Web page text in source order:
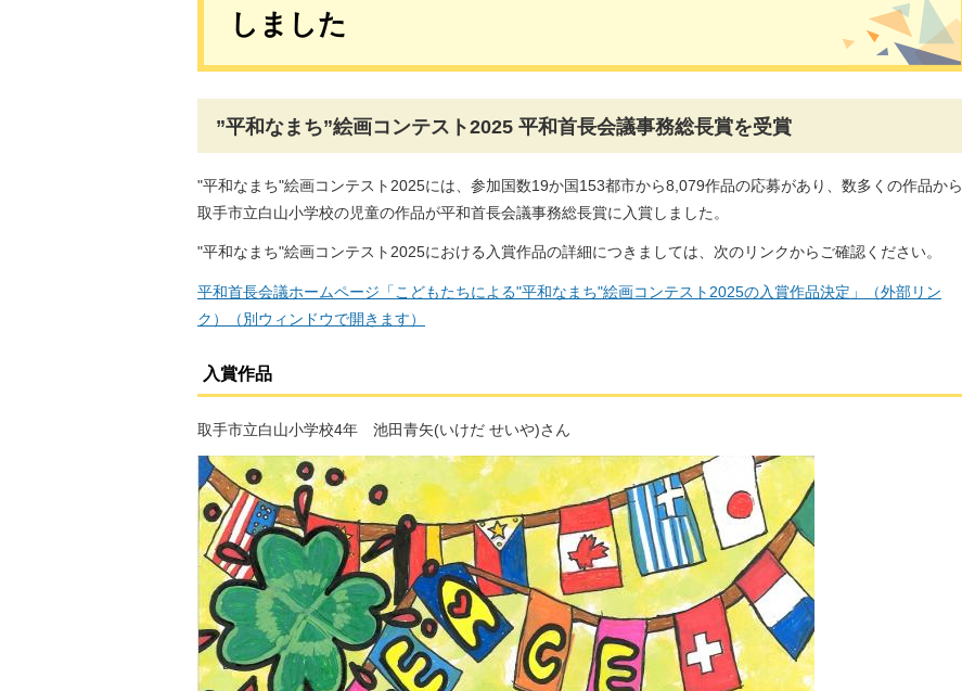
しました
”平和なまち”絵画コンテスト2025 平和首長会議事務総長賞を受賞
"平和なまち"絵画コンテスト2025には、参加国数19か国153都市から8,079作品の応募があり、数多くの作品から
取手市立白山小学校の児童の作品が平和首長会議事務総長賞に入賞しました。
"平和なまち"絵画コンテスト2025における入賞作品の詳細につきましては、次のリンクからご確認ください。
平和首長会議ホームページ「こどもたちによる"平和なまち"絵画コンテスト2025の入賞作品決定」（外部リン
ク）（別ウィンドウで開きます）
入賞作品
取手市立白山小学校4年 池田青矢(いけだ せいや)さん